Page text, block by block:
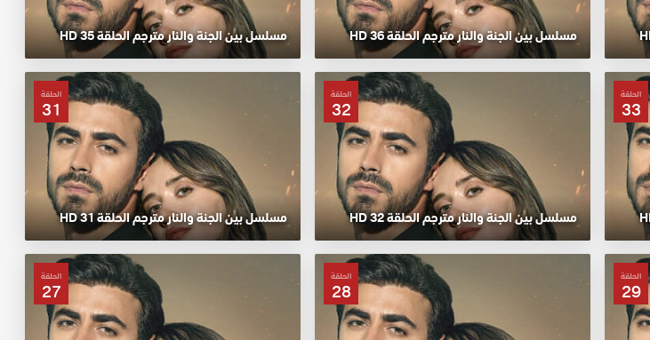
مسلسل بين الجنة والنار مترجم الحلقة 36 HD مسلسل بين الجنة والنار مترجم الحلقة 35 HD
الحلقة
33
الحلقة
32
مسلسل بين الجنة والنار مترجم الحلقة 32 HD
الحلقة
31
مسلسل بين الجنة والنار مترجم الحلقة 31 HD
الحلقة
29
الحلقة
28
الحلقة
27